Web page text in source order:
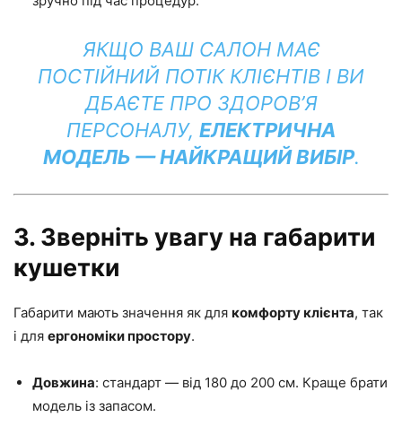
ЯКЩО ВАШ САЛОН МАЄ
ПОСТІЙНИЙ ПОТІК КЛІЄНТІВ І ВИ
ДБАЄТЕ ПРО ЗДОРОВ’Я
ПЕРСОНАЛУ, ЕЛЕКТРИЧНА
МОДЕЛЬ — НАЙКРАЩИЙ ВИБІР.
3. Зверніть увагу на габарити
кушетки
Габарити мають значення як для комфорту клієнта, так
і для ергономіки простору.
Довжина: стандарт — від 180 до 200 см. Краще брати
модель із запасом.